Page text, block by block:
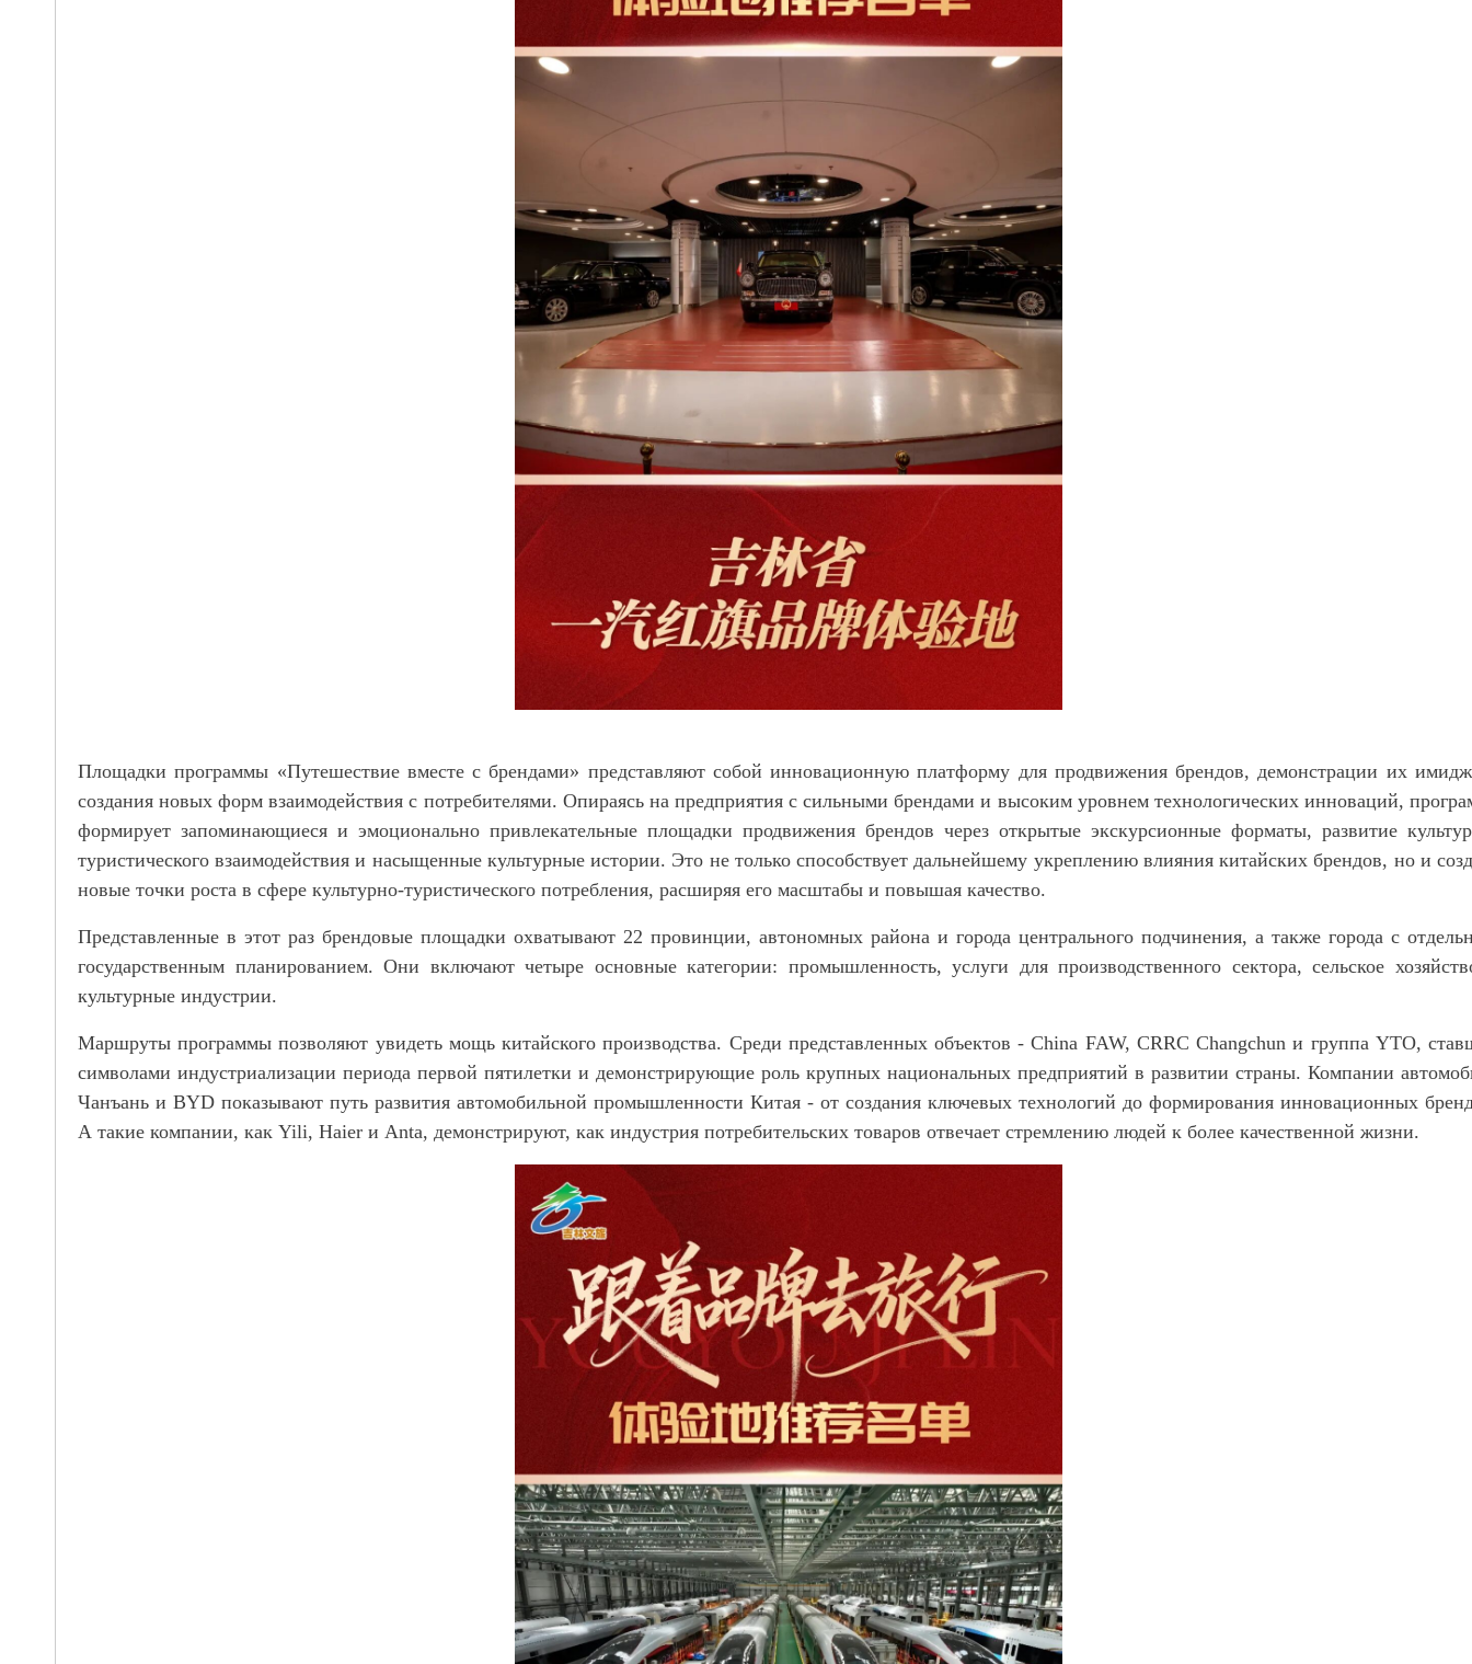
Площадки программы «Путешествие вместе с брендами» представляют собой инновационную платформу для продвижения брендов, демонстрации их
создания новых форм взаимодействия с потребителями. Опираясь на предприятия с сильными брендами и высоким уровнем технологических инноваций,
формирует запоминающиеся и эмоционально привлекательные площадки продвижения брендов через открытые экскурсионные форматы, развитие
туристического взаимодействия и насыщенные культурные истории. Это не только способствует дальнейшему укреплению влияния китайских брендов, но и
новые точки роста в сфере культурно-туристического потребления, расширяя его масштабы и повышая качество.
Представленные в этот раз брендовые площадки охватывают 22 провинции, автономных района и города центрального подчинения, а также города с
государственным планированием. Они включают четыре основные категории: промышленность, услуги для производственного сектора, сельское
культурные индустрии.
Маршруты программы позволяют увидеть мощь китайского производства. Среди представленных объектов- China FAW, CRRC Changchun и группа YTO,
символами индустриализации периода первой пятилетки и демонстрирующие роль крупных национальных предприятий в развитии страны. Компании
Чанъань и BYD показывают путь развития автомобильной промышленности Китая - от создания ключевых технологий до формирования инновационных
А такие компании, как Yili, Haier и Anta, демонстрируют, как индустрия потребительских товаров отвечает стремлению людей к более качественной жизни.